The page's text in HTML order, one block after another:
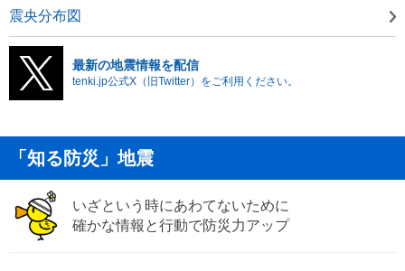
震央分布図
最新の地震情報を配信
tenki.jp公式X（旧Twitter）をご利用ください。
「知る防災」地震
いざという時にあわてないために
確かな情報と行動で防災力アップ